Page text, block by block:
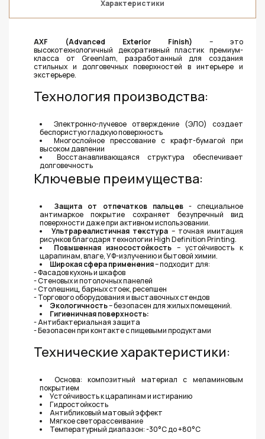
Характеристики
AXF (Advanced Exterior Finish) – это
высокотехнологичный декоративный пластик премиум-
класса от Greenlam, разработанный для создания
стильных и долговечных поверхностей в интерьере и
экстерьере.
Технология производства:
Электронно-лучевое отверждение (ЭЛО) создает
беспористую гладкую поверхность
Многослойное прессование с крафт-бумагой при
высоком давлении
Восстанавливающаяся структура обеспечивает
долговечность
Ключевые преимущества:
Защита от отпечатков пальцев- специальное
антимаркое покрытие сохраняет безупречный вид
поверхности даже при активном использовании.
Ультрареалистичная текстура – точная имитация
рисунков благодаря технологии High Definition Printing.
Повышенная износостойкость – устойчивость к
царапинам, влаге, УФ-излучению и бытовой химии.
Широкая сфера применения– подходит для:
- Фасадов кухонь и шкафов
- Стеновых и потолочных панелей
- Столешниц, барных стоек, ресепшен
- Торгового оборудования и выставочных стендов
Экологичность– безопасен для жилых помещений.
Гигиеничная поверхность:
- Антибактериальная защита
- Безопасен при контакте с пищевыми продуктами
Технические характеристики:
Основа: композитный материал с меламиновым
покрытием
Устойчивость к царапинам и истиранию
Гидростойкость
Антибликовый матовый эффект
Мягкое светорассеивание
Температурный диапазон: -30°C до +80°C